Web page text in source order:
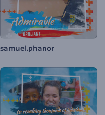
samuel.phanor